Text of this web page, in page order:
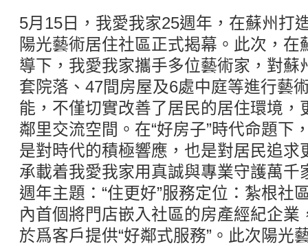
5月15日，我愛我家25週年，在蘇州打
陽光藝術居住社區正式揭幕。此次，
導下，我愛我家攜手多位藝術家，對蘇
套院落、47間房屋及6處中庭等進行藝
能，不僅切實改善了居民的居住環境，
鄰里交流空間。在“好房子”時代命題下
是對時代的積極響應，也是對居民追求
承載着我愛我家用真誠與專業守護萬千
週年主題：“住更好”服務定位：紮根社
內首個將門店嵌入社區的房產經紀企業
於爲客戶提供“好鄰式服務”。此次陽光